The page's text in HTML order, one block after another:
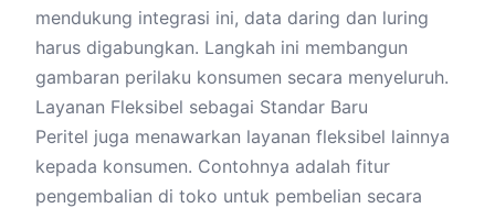
mendukung integrasi ini, data daring dan luring
harus digabungkan. Langkah ini membangun
gambaran perilaku konsumen secara menyeluruh.
Layanan Fleksibel sebagai Standar Baru
Peritel juga menawarkan layanan fleksibel lainnya
kepada konsumen. Contohnya adalah fitur
pengembalian di toko untuk pembelian secara